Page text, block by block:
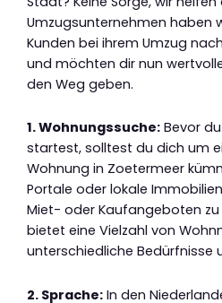
Umzugsunternehmen haben
Kunden bei ihrem Umzug
und möchten dir nun
den Weg geben.
1. Wohnungssuche: Bevor
startest, solltest du dich um
Wohnung in Zoetermeer
Portale oder lokale
Miet- oder Kaufangeboten
bietet eine Vielzahl von
unterschiedliche Bedürfnisse
2. Sprache: In den